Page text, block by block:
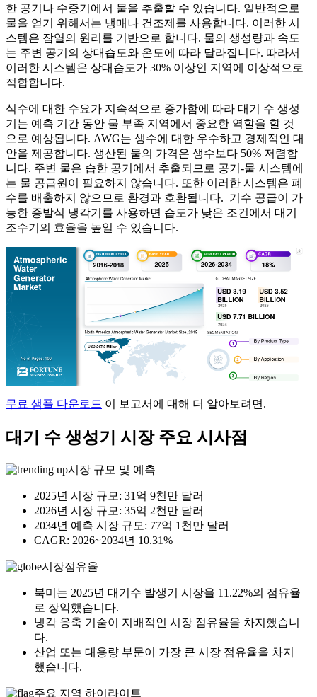
한 공기나 수증기에서 물을 추출할 수 있습니다. 일반적으로
물을 얻기 위해서는 냉매나 건조제를 사용합니다. 이러한 시
스템은 잠열의 원리를 기반으로 합니다. 물의 생성량과 속도
는 주변 공기의 상대습도와 온도에 따라 달라집니다. 따라서
이러한 시스템은 상대습도가 30% 이상인 지역에 이상적으로
적합합니다.
식수에 대한 수요가 지속적으로 증가함에 따라 대기 수 생성
기는 예측 기간 동안 물 부족 지역에서 중요한 역할을 할 것
으로 예상됩니다. AWG는 생수에 대한 우수하고 경제적인 대
안을 제공합니다. 생산된 물의 가격은 생수보다 50% 저렴합
니다. 주변 물은 습한 공기에서 추출되므로 공기-물 시스템에
는 물 공급원이 필요하지 않습니다. 또한 이러한 시스템은 폐
수를 배출하지 않으므로 환경과 호환됩니다. 기수 공급이 가
능한 증발식 냉각기를 사용하면 습도가 낮은 조건에서 대기
조수기의 효율을 높일 수 있습니다.
무료 샘플 다운로드 이 보고서에 대해 더 알아보려면.
대기 수 생성기 시장 주요 시사점
시장 규모 및 예측
2025년 시장 규모: 31억 9천만 달러
2026년 시장 규모: 35억 2천만 달러
2034년 예측 시장 규모: 77억 1천만 달러
CAGR: 2026~2034년 10.31%
시장점유율
북미는 2025년 대기수 발생기 시장을 11.22%의 점유율
로 장악했습니다.
냉각 응축 기술이 지배적인 시장 점유율을 차지했습니
다.
산업 또는 대용량 부문이 가장 큰 시장 점유율을 차지
했습니다.
주요 지역 하이라이트